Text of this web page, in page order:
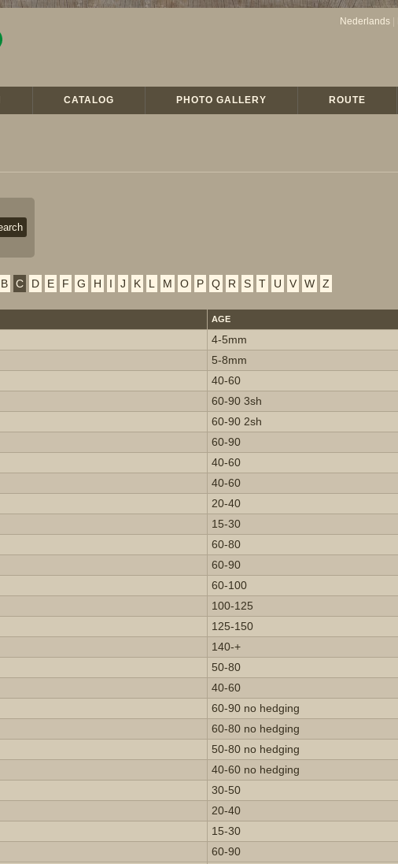
Nederlands
CATALOG PHOTO GALLERY ROUTE
B C D E F G H I J K L M O P Q R S T U V W Z
AGE
4-5mm
5-8mm
40-60
60-90 3sh
60-90 2sh
60-90
40-60
40-60
20-40
15-30
60-80
60-90
60-100
100-125
125-150
140-+
50-80
40-60
60-90 no hedging
60-80 no hedging
50-80 no hedging
40-60 no hedging
30-50
20-40
15-30
60-90